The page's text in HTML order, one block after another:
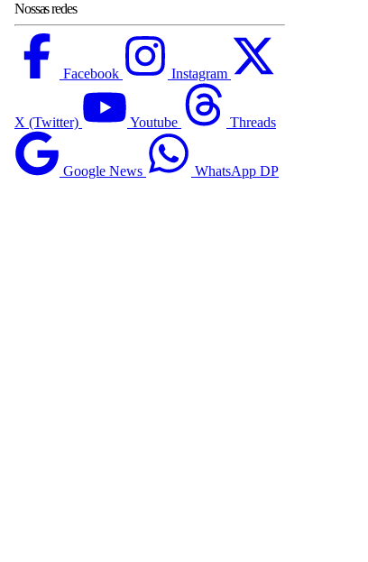
Nossas redes
Facebook Instagram
X (Twitter) Youtube Threads
Google News WhatsApp DP